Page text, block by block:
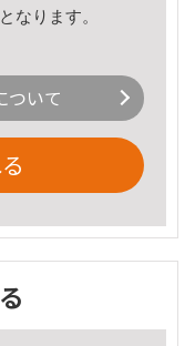
なります。
ついて